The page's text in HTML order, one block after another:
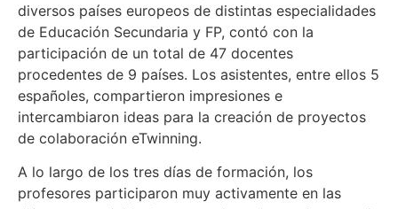
diversos países europeos de distintas especialidades
de Educación Secundaria y FP, contó con la
participación de un total de 47 docentes
procedentes de 9 países. Los asistentes, entre ellos 5
españoles, compartieron impresiones e
intercambiaron ideas para la creación de proyectos
de colaboración eTwinning.
A lo largo de los tres días de formación, los
profesores participaron muy activamente en las